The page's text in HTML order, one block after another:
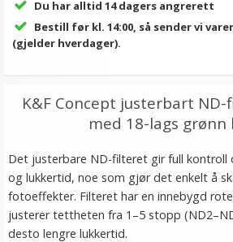
Du har alltid 14 dagers angrerett
Bestill før kl. 14:00, så sender vi
(gjelder hverdager).
K&F Concept justerbart ND-
med 18-lags grønn
Det justerbare ND-filteret gir full kontroll
og lukkertid, noe som gjør det enkelt å
fotoeffekter. Filteret har en innebygd
justerer tettheten fra 1–5 stopp
desto lengre lukkertid.